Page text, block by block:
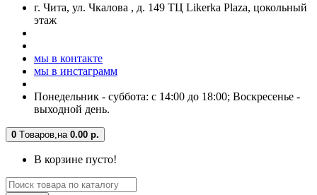
г. Чита, ул. Чкалова , д. 149 ТЦ Likerka Plaza, цокольный
этаж
мы в контакте
мы в инстаграмм
Понедельник - суббота: с 14:00 до 18:00; Воскресенье -
выходной день.
0 Tоваров, на 0.00 р.
В корзине пусто!